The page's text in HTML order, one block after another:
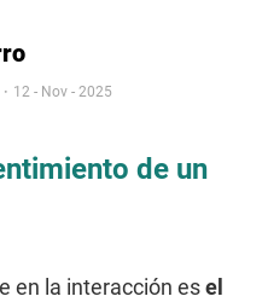
12 - Nov - 2025
de un
en la interacción esel